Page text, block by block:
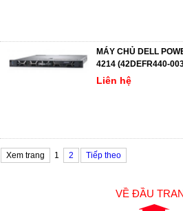
MÁY CHỦ DELL
4214 (42DEFR440-
Liên hệ
Xem trang 1 2 Tiếp theo
VỀ ĐẦU